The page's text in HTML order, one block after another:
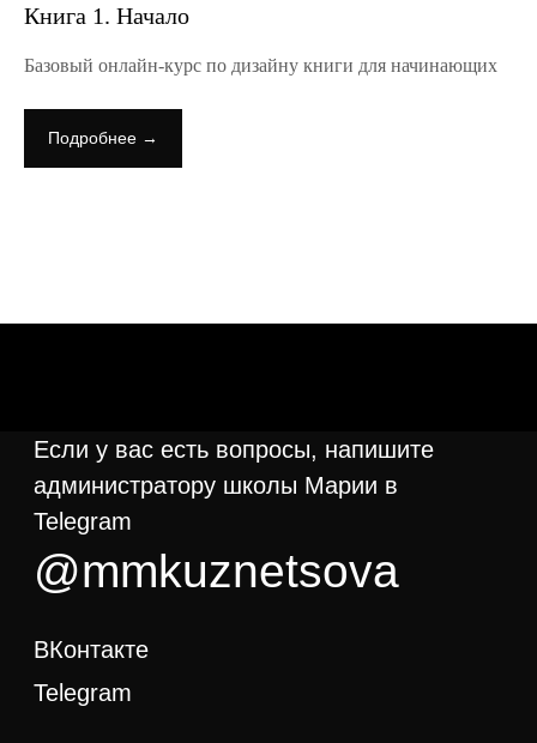
Книга 1. Начало
Базовый онлайн-курс по дизайну книги для начинающих
Подробнее →